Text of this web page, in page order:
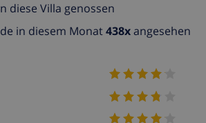
diese Villa genossen
in diesem Monat438xangesehen